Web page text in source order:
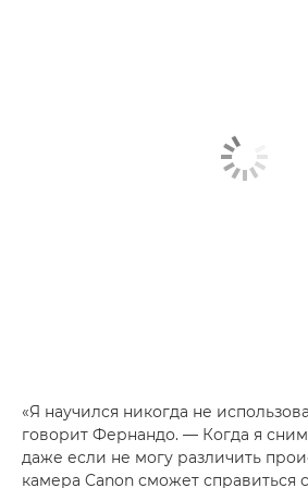
«Я научился никогда не
говорит Фернандо. — Когда я
даже если не могу различить
камера Canon сможет справиться